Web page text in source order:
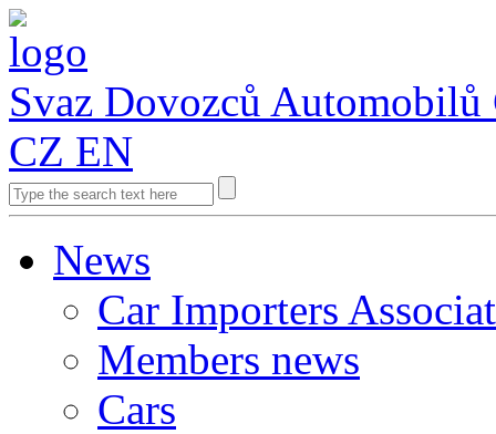
Svaz Dovozců Automobilů
CZ EN
News
Car Importers
Members news
Cars